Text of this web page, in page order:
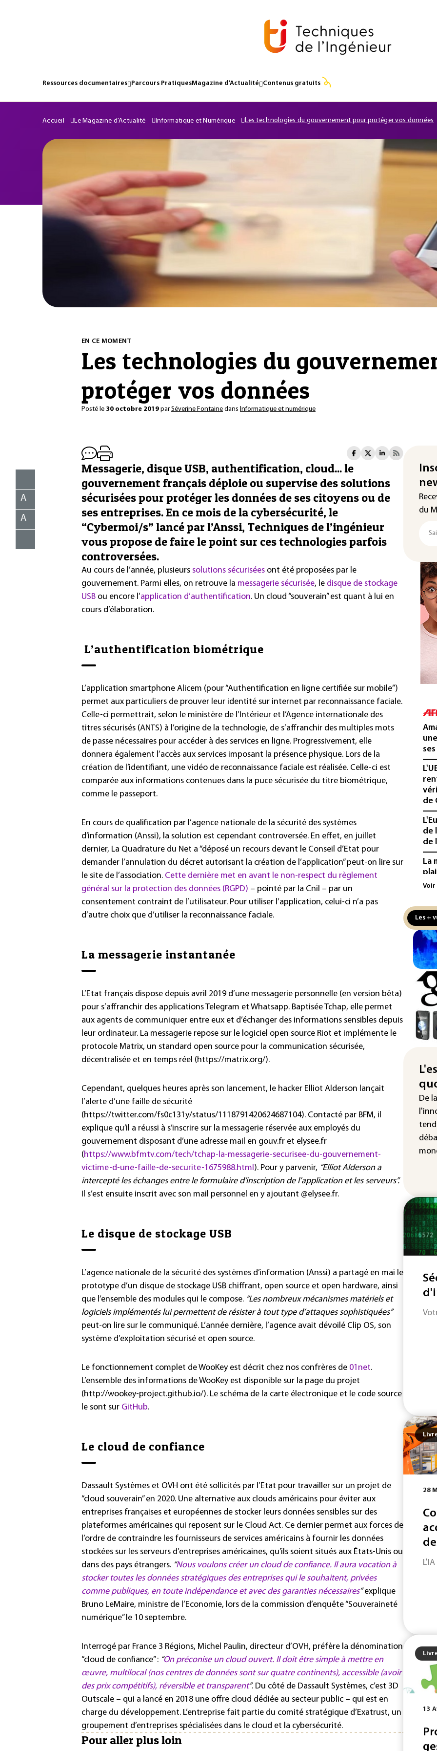
Ressources documentaires Parcours PratiquesMagazine d’Actualité Contenus gratuits
Accueil Le Magazine d'Actualité Informatique et Numérique Les technologies du gouvernement pour protéger vos données
EN CE MOMENT
Les technologies du
protéger vos données
Posté le 30 octobre 2019 parSéverine Fontaine dans Informatique et numérique
A
A
Messagerie, disque USB, authentification, cloud... le
gouvernement français déploie ou supervise des solutions
sécurisées pour protéger les données de ses citoyens ou de
ses entreprises. En ce mois de la cybersécurité, le
“Cybermoi/s” lancé par l’Anssi, Techniques de l’ingénieur
vous propose de faire le point sur ces technologies parfois
controversées.
Au cours de l’année, plusieurs solutions sécurisées ont été proposées par le
gouvernement. Parmi elles, on retrouve la messagerie sécurisée, le disque de stockage
USB ou encore l’application d’authentification. Un cloud “souverain” est quant à lui en
cours d’élaboration.
L’authentification biométrique
L’application smartphone Alicem (pour “Authentification en ligne certifiée sur mobile”)
permet aux particuliers de prouver leur identité sur internet par reconnaissance faciale.
Celle-ci permettrait, selon le ministère de l’Intérieur et l’Agence internationale des
titres sécurisés (ANTS) à l’origine de la technologie, de s’affranchir des multiples mots
de passe nécessaires pour accéder à des services en ligne. Progressivement, elle
donnera également l’accès aux services imposant la présence physique. Lors de la
création de l’identifiant, une vidéo de reconnaissance faciale est réalisée. Celle-ci est
comparée aux informations contenues dans la puce sécurisée du titre biométrique,
comme le passeport.
En cours de qualification par l’agence nationale de la sécurité des systèmes
d’information (Anssi), la solution est cependant controversée. En effet, en juillet
dernier, La Quadrature du Net a “déposé un recours devant le Conseil d’Etat pour
demander l’annulation du décret autorisant la création de l’application” peut-on lire sur
le site de l’association. Cette dernière met en avant le non-respect du règlement
général sur la protection des données (RGPD) – pointé par la Cnil – par un
consentement contraint de l’utilisateur. Pour utiliser l’application, celui-ci n’a pas
d’autre choix que d’utiliser la reconnaissance faciale.
La messagerie instantanée
L’Etat français dispose depuis avril 2019 d’une messagerie personnelle (en version bêta)
pour s’affranchir des applications Telegram et Whatsapp. Baptisée Tchap, elle permet
aux agents de communiquer entre eux et d’échanger des informations sensibles depuis
leur ordinateur. La messagerie repose sur le logiciel open source Riot et implémente le
protocole Matrix, un standard open source pour la communication sécurisée,
décentralisée et en temps réel (https://matrix.org/).
Cependant, quelques heures après son lancement, le hacker Elliot Alderson lançait
l’alerte d’une faille de sécurité
(https://twitter.com/fs0c131y/status/1118791420624687104). Contacté par BFM, il
explique qu’il a réussi à s’inscrire sur la messagerie réservée aux employés du
gouvernement disposant d’une adresse mail en gouv.fr et elysee.fr
(https://www.bfmtv.com/tech/tchap-la-messagerie-securisee-du-gouvernement-
victime-d-une-faille-de-securite-1675988.html). Pour y parvenir, “Elliot Alderson a
intercepté les échanges entre le formulaire d’inscription de l’application et les serveurs”.
Il s’est ensuite inscrit avec son mail personnel en y ajoutant @elysee.fr.
Le disque de stockage USB
L’agence nationale de la sécurité des systèmes d’information (Anssi) a partagé en mai le
prototype d’un disque de stockage USB chiffrant, open source et open hardware, ainsi
que l’ensemble des modules qui le compose. “Les nombreux mécanismes matériels et
logiciels implémentés lui permettent de résister à tout type d’attaques sophistiquées”
peut-on lire sur le communiqué. L’année dernière, l’agence avait dévoilé Clip OS, son
système d’exploitation sécurisé et open source.
Le fonctionnement complet de WooKey est décrit chez nos confrères de 01net.
L’ensemble des informations de WooKey est disponible sur la page du projet
(http://wookey-project.github.io/). Le schéma de la carte électronique et le code source
le sont sur GitHub.
Le cloud de confiance
Dassault Systèmes et OVH ont été sollicités par l’Etat pour travailler sur un projet de
“cloud souverain” en 2020. Une alternative aux clouds américains pour éviter aux
entreprises françaises et européennes de stocker leurs données sensibles sur des
plateformes américaines qui reposent sur le Cloud Act. Ce dernier permet aux forces de
l’ordre de contraindre les fournisseurs de services américains à fournir les données
stockées sur les serveurs d’entreprises américaines, qu’ils soient situés aux États-Unis ou
dans des pays étrangers. “Nous voulons créer un cloud de confiance. Il aura vocation à
stocker toutes les données stratégiques des entreprises qui le souhaitent, privées
comme publiques, en toute indépendance et avec des garanties nécessaires”explique
Bruno LeMaire, ministre de l’Economie, lors de la commission d’enquête “Souveraineté
numérique” le 10 septembre.
Interrogé par France 3 Régions, Michel Paulin, directeur d’OVH, préfère la dénomination
“cloud de confiance” : “On préconise un cloud ouvert. Il doit être simple à mettre en
œuvre, multilocal (nos centres de données sont sur quatre continents), accessible (avoir
des prix compétitifs), réversible et transparent”. Du côté de Dassault Systèmes, c’est 3D
Outscale – qui a lancé en 2018 une offre cloud dédiée au secteur public – qui est en
charge du développement. L’entreprise fait partie du comité stratégique d’Exatrust, un
groupement d’entreprises spécialisées dans le cloud et la cybersécurité.
Pour aller plus loin
du
de
de
de
La
aux
la
au
la
Le
Voir
Les +
De
28
13